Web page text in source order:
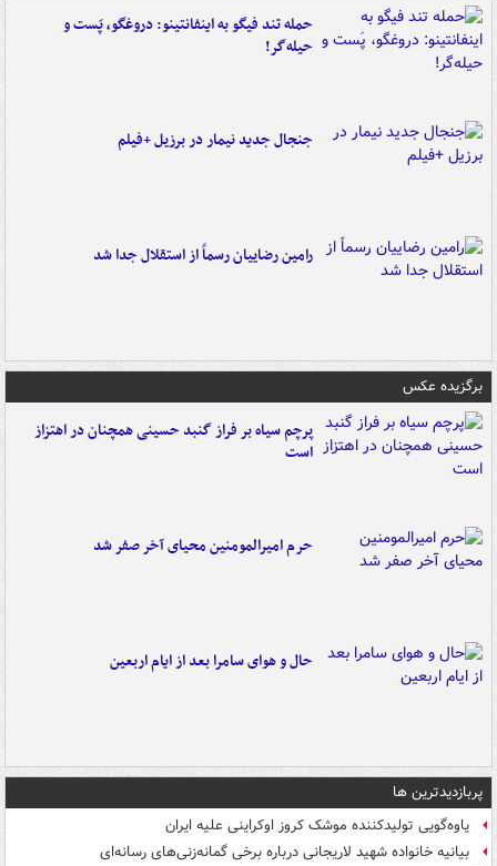
حمله تند فیگو به اینفانتینو: دروغگو، پَست‌ و
حیله‌گر!
جنجال جدید نیمار در برزیل +فیلم
رامین رضاییان رسماً از استقلال جدا شد
برگزیده عکس
پرچم سیاه بر فراز گنبد حسینی همچنان در اهتزاز
است
حرم امیرالمومنین محیای آخر صفر شد
حال و هوای سامرا بعد از ایام اربعین
پربازدیدترین ها
یاوه‌گویی تولیدکننده موشک کروز اوکراینی علیه ایران
بیانیه خانواده شهید لاریجانی درباره برخی گمانه‌زنی‌های رسانه‌ای